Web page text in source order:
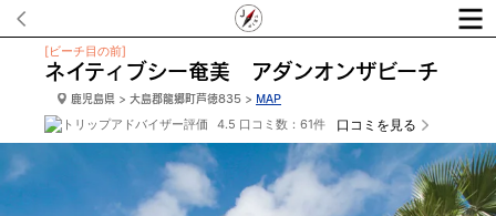
[ビーチ目の前]
ネイティブシー奄美 アダンオンザビーチ
鹿児島県 > 大島郡龍郷町芦徳835 > MAP
4.5 口コミ数：61件 口コミを見る